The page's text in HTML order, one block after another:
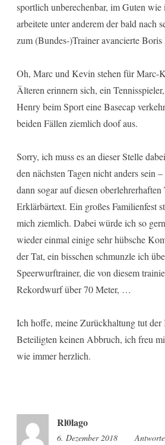
sportlich unberechenbar, im Guten
arbeitete unter anderem der bald nach
zum (Bundes-)Trainer avancierte Boris
Oh, Marc und Kevin stehen für Marc-
Älteren erinnern sich, ein
Henry beim Sport eine Basecap
beiden Fällen ziemlich doof aus.
Sorry, ich muss es an dieser Stelle
den nächsten Tagen nicht anders sein
dann sogar auf diesen
Erklärbärtext. Ein großes Familienfest
mich ziemlich. Dabei würde ich so
wieder einmal einige sehr hübsche
der Tat, ein bisschen schmunzle ich
Speerwurftrainer, die von diesem
Rekordwurf über 70 Meter, …
Ich hoffe, meine Zurückhaltung tut der
Beteiligten keinen Abbruch, ich freu
wie immer herzlich.
Rl0lago
6. Dezember 2018 19:05